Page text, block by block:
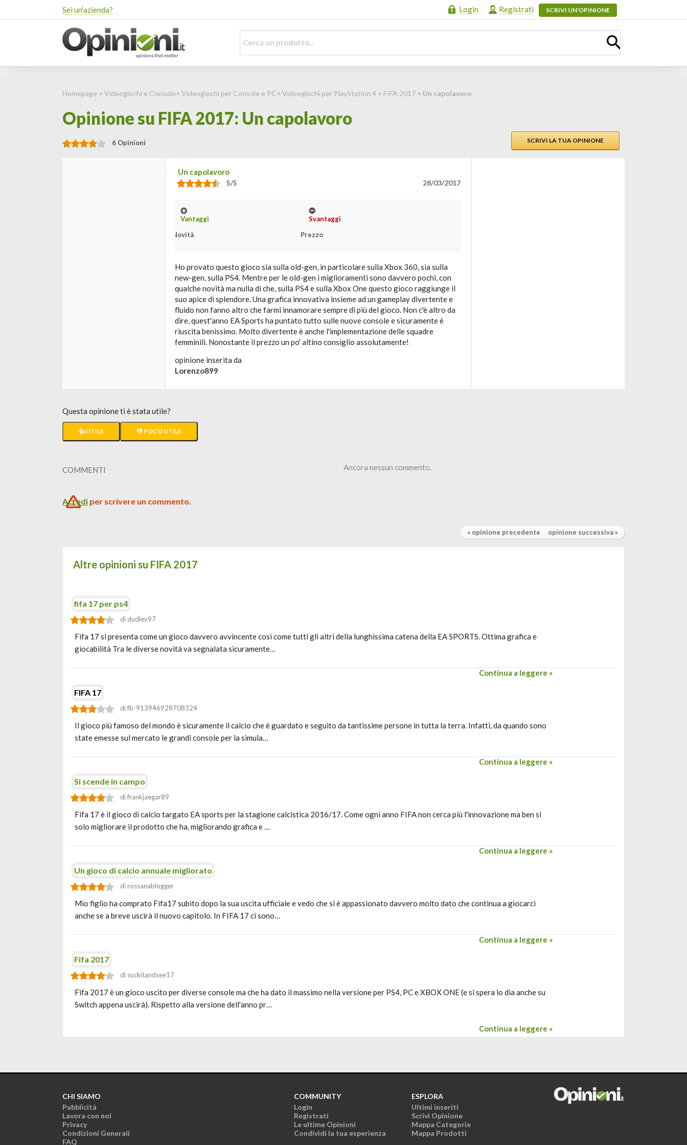
Sei un'azienda? Login Registrati SCRIVI UN'OPINIONE
Homepage >Videogiochi e Console>Videogiochi per Console e PC>Videogiochi per PlayStation 4 > FIFA 2017 > Un capolavoro
Opinione su FIFA 2017: Un capolavoro
6 Opinioni SCRIVI LA TUA OPINIONE
Un capolavoro
5/5 28/03/2017
Vantaggi
Novità
Svantaggi
Prezzo
Ho provato questo gioco sia sulla old-gen, in particolare sulla Xbox 360, sia sulla
new-gen, sulla PS4. Mentre per le old-gen i miglioramenti sono davvero pochi, con
qualche novità ma nulla di che, sulla PS4 e sulla Xbox One questo gioco raggiunge il
suo apice di splendore. Una grafica innovativa insieme ad un gameplay divertente e
fluido non fanno altro che farmi innamorare sempre di più del gioco. Non c'è altro da
dire, quest'anno EA Sports ha puntato tutto sulle nuove console e sicuramente è
riuscita benissimo. Molto divertente è anche l'implementazione delle squadre
femminili. Nonostante il prezzo un po' altino consiglio assolutamente!
opinione inserita da
Lorenzo899
Questa opinione ti è stata utile?
👍 UTILE 👎 POCO UTILE
COMMENTI Ancora nessun commento.
Accedi per scrivere un commento.
« opinione precedente opinione successiva »
Altre opinioni su FIFA 2017
fifa 17 per ps4
di dudley97
Fifa 17 si presenta come un gioco davvero avvincente così come tutti gli altri della lunghissima catena della EA SPORTS. Ottima grafica e
giocabilità Tra le diverse novità va segnalata sicuramente…
Continua a leggere »
FIFA 17
di fb-913946928708324
Il gioco più famoso del mondo è sicuramente il calcio che è guardato e seguito da tantissime persone in tutta la terra. Infatti, da quando sono
state emesse sul mercato le grandi console per la simula…
Continua a leggere »
Si scende in campo
di frankjaegar89
Fifa 17 è il gioco di calcio targato EA sports per la stagione calcistica 2016/17. Come ogni anno FIFA non cerca più l'innovazione ma ben si
solo migliorare il prodotto che ha, migliorando grafica e …
Continua a leggere »
Un gioco di calcio annuale migliorato
di rossanablogger
Mio figlio ha comprato Fifa17 subito dopo la sua uscita ufficiale e vedo che si è appassionato davvero molto dato che continua a giocarci
anche se a breve uscirà il nuovo capitolo. In FIFA 17 ci sono…
Continua a leggere »
Fifa 2017
di suckitandsee17
Fifa 2017 è un gioco uscito per diverse console ma che ha dato il massimo nella versione per PS4, PC e XBOX ONE (e si spera lo dia anche su
Switch appena uscirà). Rispetto alla versione dell'anno pr…
Continua a leggere »
CHI SIAMO
Pubblicità
Lavora con noi
Privacy
Condizioni Generali
FAQ
COMMUNITY
Login
Registrati
Le ultime Opinioni
Condividi la tua esperienza
ESPLORA
Ultimi inseriti
Scrivi Opinione
Mappa Categorie
Mappa Prodotti